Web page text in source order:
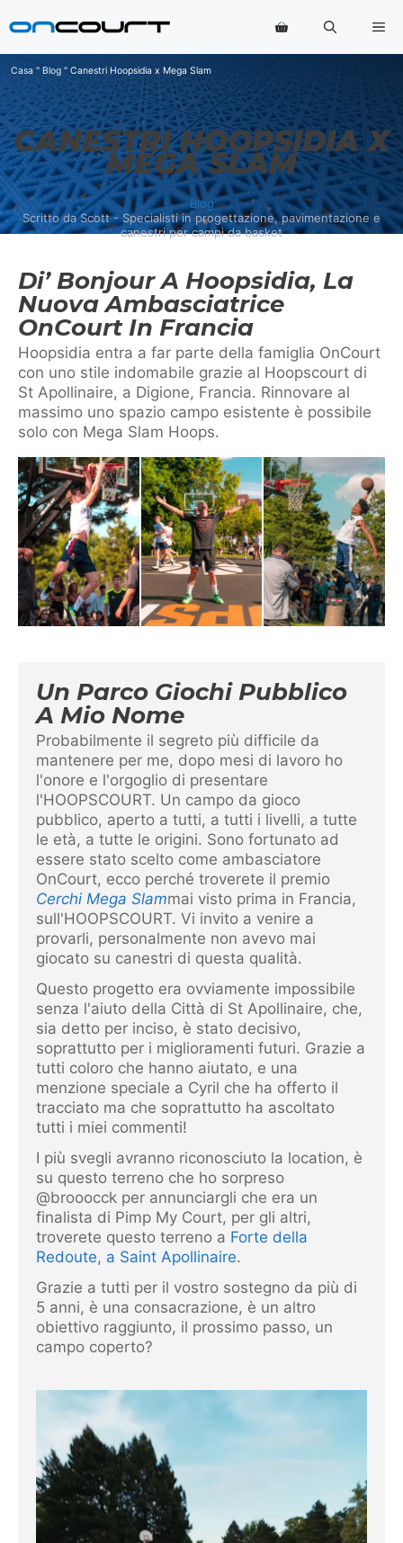
al
Casa " Blog " Canestri Hoopsidia x Mega Slam
CANESTRI HOOPSIDIA X
MEGA SLAM
Blog
Scritto da Scott - Specialisti in progettazione, pavimentazione e
canestri per campi da basket
Di’ Bonjour A Hoopsidia, La
Nuova Ambasciatrice
OnCourt In Francia
Hoopsidia entra a far parte della famiglia OnCourt
con uno stile indomabile grazie al Hoopscourt di
St Apollinaire, a Digione, Francia. Rinnovare al
massimo uno spazio campo esistente è possibile
solo con Mega Slam Hoops.
Un Parco Giochi Pubblico
A Mio Nome
Probabilmente il segreto più difficile da
mantenere per me, dopo mesi di lavoro ho
l'onore e l'orgoglio di presentare
l'HOOPSCOURT. Un campo da gioco
pubblico, aperto a tutti, a tutti i livelli, a tutte
le età, a tutte le origini. Sono fortunato ad
essere stato scelto come ambasciatore
OnCourt, ecco perché troverete il premio
Cerchi Mega Slammai visto prima in Francia,
sull'HOOPSCOURT. Vi invito a venire a
provarli, personalmente non avevo mai
giocato su canestri di questa qualità.
Questo progetto era ovviamente impossibile
senza l'aiuto della Città di St Apollinaire, che,
sia detto per inciso, è stato decisivo,
soprattutto per i miglioramenti futuri. Grazie a
tutti coloro che hanno aiutato, e una
menzione speciale a Cyril che ha offerto il
tracciato ma che soprattutto ha ascoltato
tutti i miei commenti!
I più svegli avranno riconosciuto la location, è
su questo terreno che ho sorpreso
@brooocck per annunciargli che era un
finalista di Pimp My Court, per gli altri,
troverete questo terreno a Forte della
Redoute, a Saint Apollinaire.
Grazie a tutti per il vostro sostegno da più di
5 anni, è una consacrazione, è un altro
obiettivo raggiunto, il prossimo passo, un
campo coperto?